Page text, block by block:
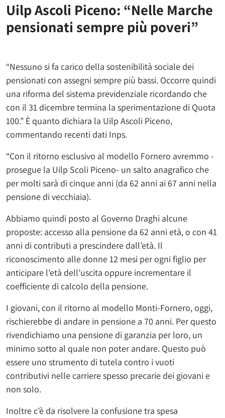
Uilp Ascoli Piceno: “Nelle Marche
pensionati sempre più poveri”
“Nessuno si fa carico della sostenibilità sociale dei
pensionati con assegni sempre più bassi. Occorre quindi
una riforma del sistema previdenziale ricordando che
con il 31 dicembre termina la sperimentazione di Quota
100.” È quanto dichiara la Uilp Ascoli Piceno,
commentando recenti dati Inps.
“Con il ritorno esclusivo al modello Fornero avremmo -
prosegue la Uilp Scoli Piceno- un salto anagrafico che
per molti sarà di cinque anni (da 62 anni ai 67 anni nella
pensione di vecchiaia).
Abbiamo quindi posto al Governo Draghi alcune
proposte: accesso alla pensione da 62 anni età, o con 41
anni di contributi a prescindere dall’età. Il
riconoscimento alle donne 12 mesi per ogni figlio per
anticipare l’età dell’uscita oppure incrementare il
coefficiente di calcolo della pensione.
I giovani, con il ritorno al modello Monti-Fornero, oggi,
rischierebbe di andare in pensione a 70 anni. Per questo
rivendichiamo una pensione di garanzia per loro, un
minimo sotto al quale non poter andare. Questo può
essere uno strumento di tutela contro i vuoti
contributivi nelle carriere spesso precarie dei giovani e
non solo.
Inoltre c’è da risolvere la confusione tra spesa